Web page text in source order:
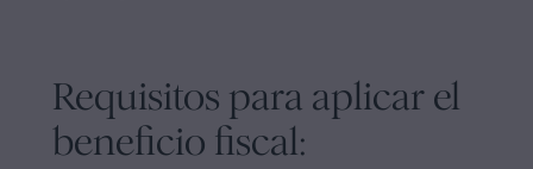
Requisitos para aplicar el
beneficio fiscal: